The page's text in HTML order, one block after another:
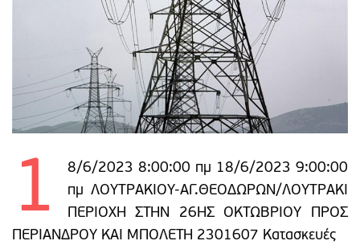
1
8/6/2023 8:00:00 πμ 18/6/2023 9:00:00
πμ ΛΟΥΤΡΑΚΙΟΥ-ΑΓ.ΘΕΟΔΩΡΩΝ/ΛΟΥΤΡΑΚΙ
ΠΕΡΙΟΧΗ ΣΤΗΝ 26ΗΣ ΟΚΤΩΒΡΙΟΥ ΠΡΟΣ
ΠΕΡΙΑΝΔΡΟΥ ΚΑΙ ΜΠΟΛΕΤΗ 2301607 Κατασκευές